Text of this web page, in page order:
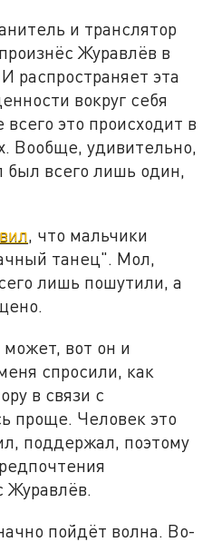
и транслятор
Журавлёв в
распространяет эта
вокруг себя
это происходит в
Вообще, удивительно,
был всего лишь один,
, что мальчики
танец". Мол,
лишь пошутили, а
вот он и
спросили, как
в связи с
проще. Человек это
поддержал, поэтому
Журавлёв.
пойдёт волна. Во-